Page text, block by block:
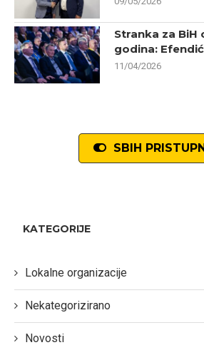
Stranka za BiH
godina:
11/04/2026
SBIH
KATEGORIJE
Lokalne organizacije
Nekategorizirano
Novosti